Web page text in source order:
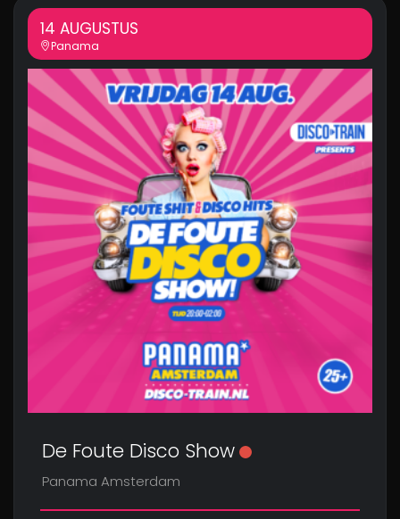
14 AUGUSTUS
Panama
De Foute Disco Show
Panama Amsterdam